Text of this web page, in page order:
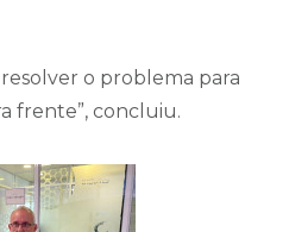
resolver o problema para
frente”, concluiu.